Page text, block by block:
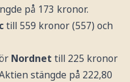
på 173 kronor.
till 559 kronor (557) och
Nordnet till 225 kronor
stängde på 222,80